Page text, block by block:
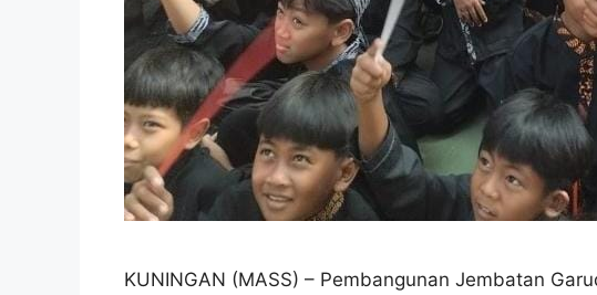
KUNINGAN (MASS) – Pembangunan Jembatan